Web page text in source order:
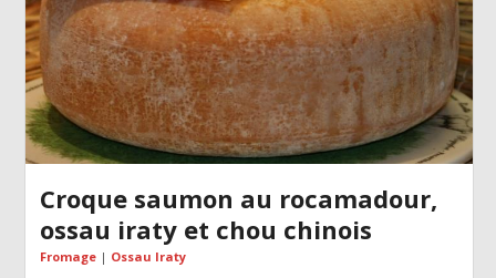
Croque saumon au rocamadour,
ossau iraty et chou chinois
Fromage| Ossau Iraty